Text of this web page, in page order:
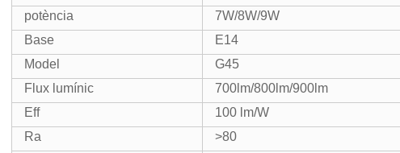
potència
7W/8W/9W
Base
E14
Model
G45
Flux lumínic
700lm/800lm/900lm
Eff
100 lm/W
Ra
>80